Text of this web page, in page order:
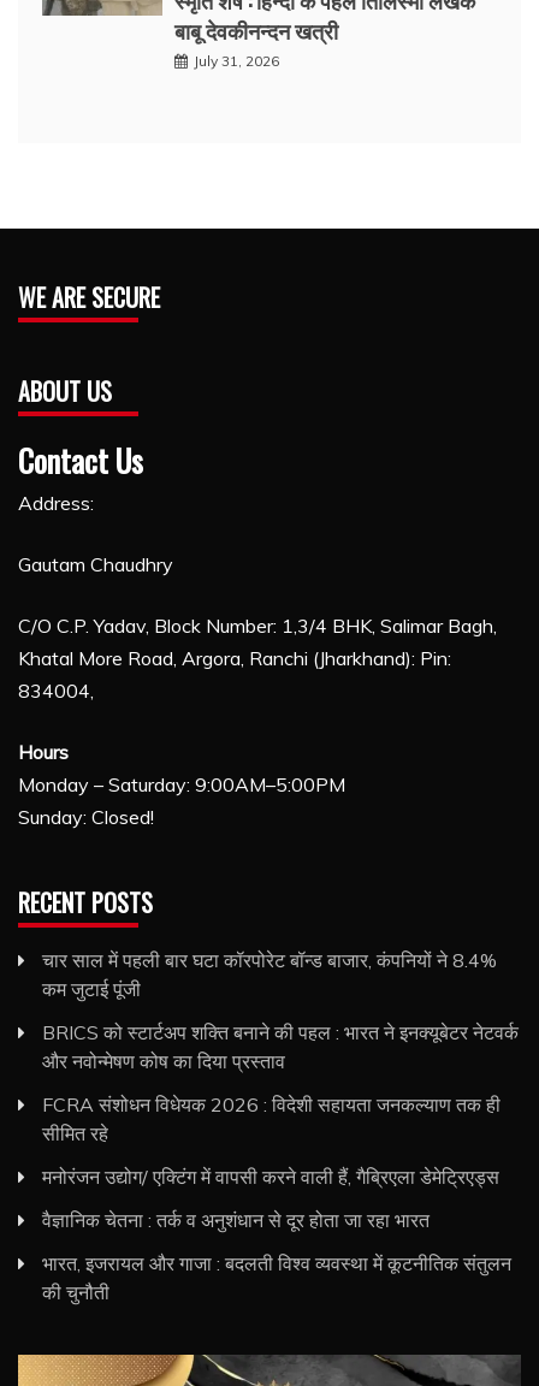
बाबू देवकीनन्दन खत्री
July 31, 2026
WE ARE SECURE
ABOUT US
Contact Us
Address:
Gautam Chaudhry
C/O C.P. Yadav, Block Number: 1,3/4 BHK, Salimar Bagh,
Khatal More Road, Argora, Ranchi (Jharkhand): Pin:
834004,
Hours
Monday – Saturday: 9:00AM–5:00PM
Sunday: Closed!
RECENT POSTS
चार साल में पहली बार घटा कॉरपोरेट बॉन्ड बाजार, कंपनियों ने 8.4%
कम जुटाई पूंजी
BRICS को स्टार्टअप शक्ति बनाने की पहल : भारत ने इनक्यूबेटर नेटवर्क
और नवोन्मेषण कोष का दिया प्रस्ताव
FCRA संशोधन विधेयक 2026 : विदेशी सहायता जनकल्याण तक ही
सीमित रहे
मनोरंजन उद्योग/ एक्टिंग में वापसी करने वाली हैं, गैब्रिएला डेमेट्रिएड्स
वैज्ञानिक चेतना : तर्क व अनुशंधान से दूर होता जा रहा भारत
भारत, इजरायल और गाजा : बदलती विश्व व्यवस्था में कूटनीतिक संतुलन
की चुनौती